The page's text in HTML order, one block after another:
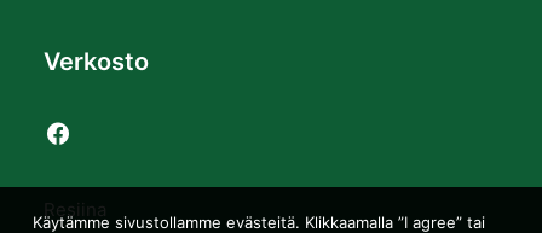
Verkosto
Resiina
Käytämme sivustollamme evästeitä. Klikkaamalla ”I agree” tai